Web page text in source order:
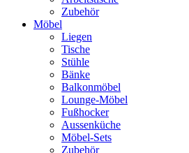
Zubehör
Möbel
Liegen
Tische
Stühle
Bänke
Balkonmöbel
Lounge-Möbel
Fußhocker
Aussenküche
Möbel-Sets
Zubehör